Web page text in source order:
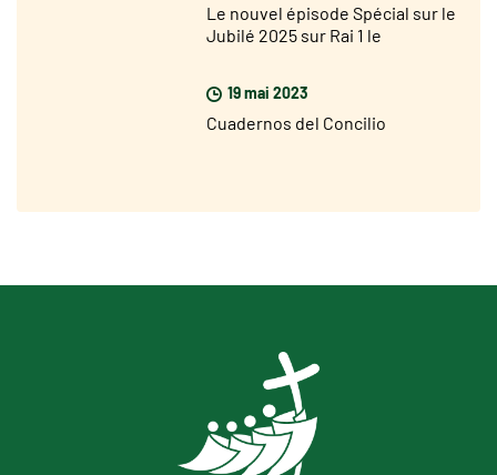
Le nouvel épisode Spécial sur le
Jubilé 2025 sur Rai 1 le
19 mai 2023
Cuadernos del Concilio